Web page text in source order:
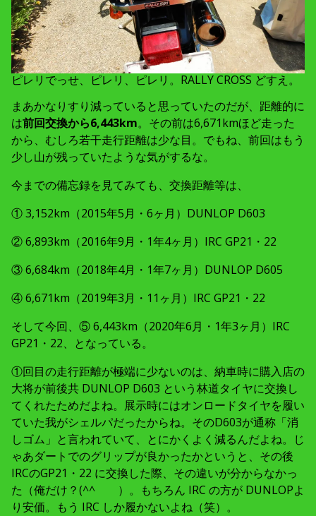
ピレリでっせ、ピレリ、ピレリ。RALLY CROSS どすえ。
まあかなりすり減っていると思っていたのだが、距離的に
は前回交換から6,443km。その前は6,671kmほど走った
から、むしろ若干走行距離は少な目。でもね、前回はもう
少し山が残っていたような気がするな。
今までの備忘録を見てみても、交換距離等は、
① 3,152km（2015年5月・6ヶ月）DUNLOP D603
② 6,893km（2016年9月・1年4ヶ月）IRC GP21・22
③ 6,684km（2018年4月・1年7ヶ月）DUNLOP D605
④ 6,671km（2019年3月・11ヶ月）IRC GP21・22
そして今回、⑤ 6,443km（2020年6月・1年3ヶ月）IRC
GP21・22、となっている。
①回目の走行距離が極端に少ないのは、納車時に購入店の
大将が前後共 DUNLOP D603 という林道タイヤに交換し
てくれたためだよね。展示時にはオンロードタイヤを履い
ていた我がシェルパだったからね。そのD603が通称「消
しゴム」と言われていて、とにかくよく減るんだよね。じ
ゃあダートでのグリップが良かったかというと、その後
IRCのGP21・22 に交換した際、その違いが分からなかっ
た（俺だけ？(^^ゞ ）。もちろん IRC の方が DUNLOPよ
り安価。もう IRC しか履かないよね（笑）。